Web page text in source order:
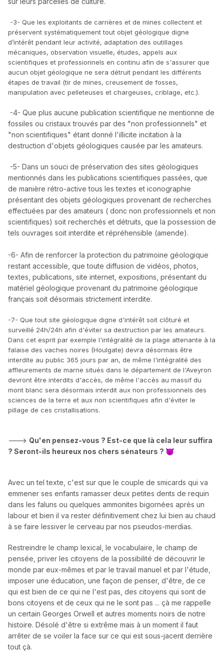
-3- Que les exploitants de carrières et de mines collectent et
préservent systématiquement tout objet géologique digne
d’intérêt pendant leur activité, adaptation des outillages
mécaniques, observation visuelle, études, appels aux
scientifiques et professionnels en continu afin de s'assurer que
aucun objet géologique ne sera détruit pendant les différents
étapes de travail (tir de mines, creusement de fosses,
manipulation avec pelleteuses et chargeuses, criblage, etc.).
-4- Que plus aucune publication scientifique ne mentionne de
fossiles ou cristaux trouvés par des "non professionnels" et
"non scientifiques" étant donné l'illicite incitation à la
destruction d'objets géologiques causée par les amateurs.
-5- Dans un souci de préservation des sites géologiques
mentionnés dans les publications scientifiques passées, que
de manière rétro-active tous les textes et iconographie
présentant des objets géologiques provenant de recherches
effectuées par des amateurs ( donc non professionnels et non
scientifiques) soit recherchés et détruits, que la possession de
tels ouvrages soit interdite et répréhensible (amende).
-6- Afin de renforcer la protection du patrimoine géologique
restant accessible, que toute diffusion de vidéos, photos,
textes, publications, site internet, expositions, présentant du
matériel géologique provenant du patrimoine géologique
français soit désormais strictement interdite.
-7- Que tout site géologique digne d'intérêt soit clôturé et
surveillé 24h/24h afin d'éviter sa destruction par les amateurs.
Dans cet esprit par exemple l'intégralité de la plage attenante à la
falaise des vaches noires (Houlgate) devra désormais être
interdite au public 365 jours par an, de même l'intégralité des
affleurements de marne situés dans le département de l'Aveyron
devront être interdits d'accès, de même l'accès au massif du
mont blanc sera désormais interdit aux non professionnels des
sciences de la terre et aux non scientifiques afin d'éviter le
pillage de ces cristallisations.
---> Qu'en pensez-vous ? Est-ce que là cela leur suffira
? Seront-ils heureux nos chers sénateurs ? 👿
Avec un tel texte, c'est sur que le couple de smicards qui va
emmener ses enfants ramasser deux petites dents de requin
dans les faluns ou quelques ammonites bigornées après un
labour et bien il va rester définitivement chez lui bien au chaud
à se faire lessiver le cerveau par nos pseudos-merdias.
Restreindre le champ lexical, le vocabulaire, le champ de
pensée, priver les citoyens de la possibilité de découvrir le
monde par eux-mêmes et par le travail manuel et par l'étude,
imposer une éducation, une façon de penser, d'être, de ce
qui est bien de ce qui ne l'est pas, des citoyens qui sont de
bons citoyens et de ceux qui ne le sont pas ... çà me rappelle
un certain Georges Orwell et autres moments noirs de notre
histoire. Désolé d'être si extrême mais à un moment il faut
arrêter de se voiler la face sur ce qui est sous-jacent derrière
tout çà.